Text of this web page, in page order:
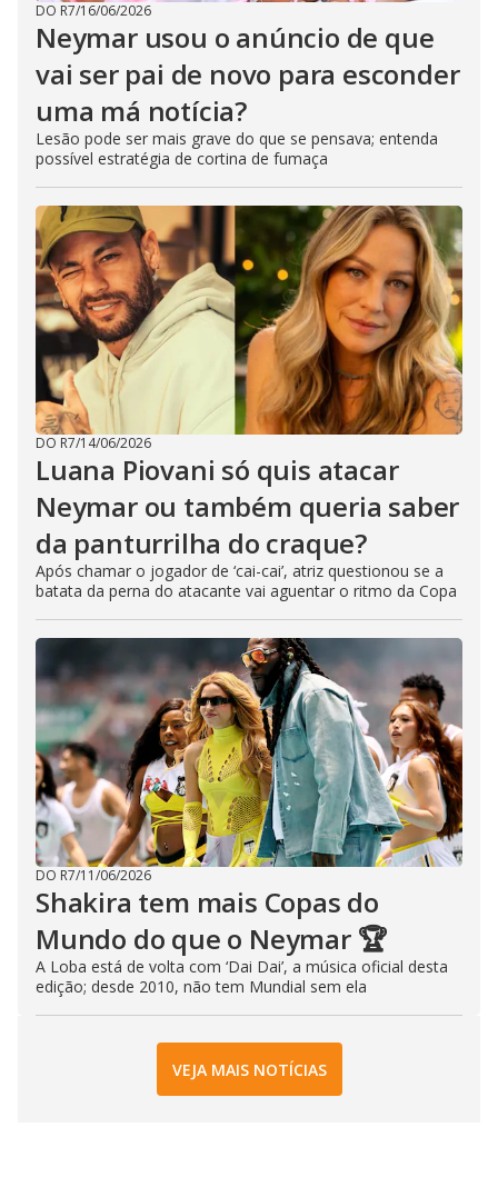
DO R7/16/06/2026
Neymar usou o anúncio de que
vai ser pai de novo para esconder
uma má notícia?
Lesão pode ser mais grave do que se pensava; entenda
possível estratégia de cortina de fumaça
DO R7/14/06/2026
Luana Piovani só quis atacar
Neymar ou também queria saber
da panturrilha do craque?
Após chamar o jogador de ‘cai-cai’, atriz questionou se a
batata da perna do atacante vai aguentar o ritmo da Copa
DO R7/11/06/2026
Shakira tem mais Copas do
Mundo do que o Neymar 🏆
A Loba está de volta com ‘Dai Dai’, a música oficial desta
edição; desde 2010, não tem Mundial sem ela
VEJA MAIS NOTÍCIAS